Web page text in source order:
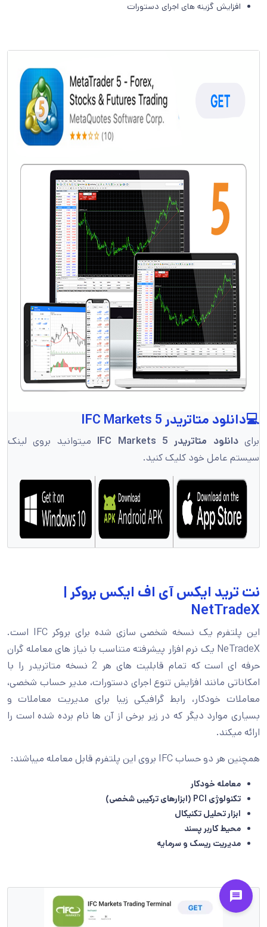
افزایش گزینه های اجرای دستورات
💻دانلود متاتریدر 5 IFC Markets
برایدانلود متاتریدر 5 IFC Markets
میتوانید بروی لینک
سیستم عامل خود کلیک کنید.
نت ترید ایکس آی اف ایکس بروکر |
NetTradeX
این پلتفرم یک نسخه شخصی سازی شده برای بروکر IFC است.
NeTradeX یک نرم افزار پیشرفته متناسب با نیاز های معامله گران
حرفه ای است که تمام قابلیت های هر 2 نسخه متاتریدر را با
امکاناتی مانند افزایش تنوع اجرای دستورات، مدیر حساب شخصی،
معاملات خودکار، رابط گرافیکی زیبا برای مدیریت معاملات و
بسیاری موارد دیگر که در زیر برخی از آن ها نام برده شده است را
ارائه میکند.
همچنین هر دو حساب IFC بروی این پلتفرم قابل معامله میباشند:
معامله خودکار
تکنولوژی PCI (ابزارهای ترکیبی شخصی)
ابزار تحلیل تکنیکال
محیط کاربر پسند
مدیریت ریسک و سرمایه